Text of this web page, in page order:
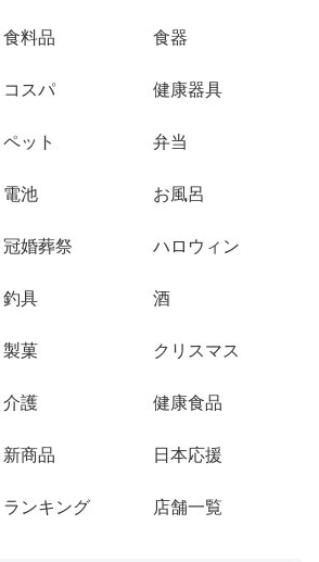
食料品 食器
コスパ 健康器具
ペット 弁当
電池 お風呂
冠婚葬祭 ハロウィン
釣具 酒
製菓 クリスマス
介護 健康食品
新商品 日本応援
ランキング 店舗一覧